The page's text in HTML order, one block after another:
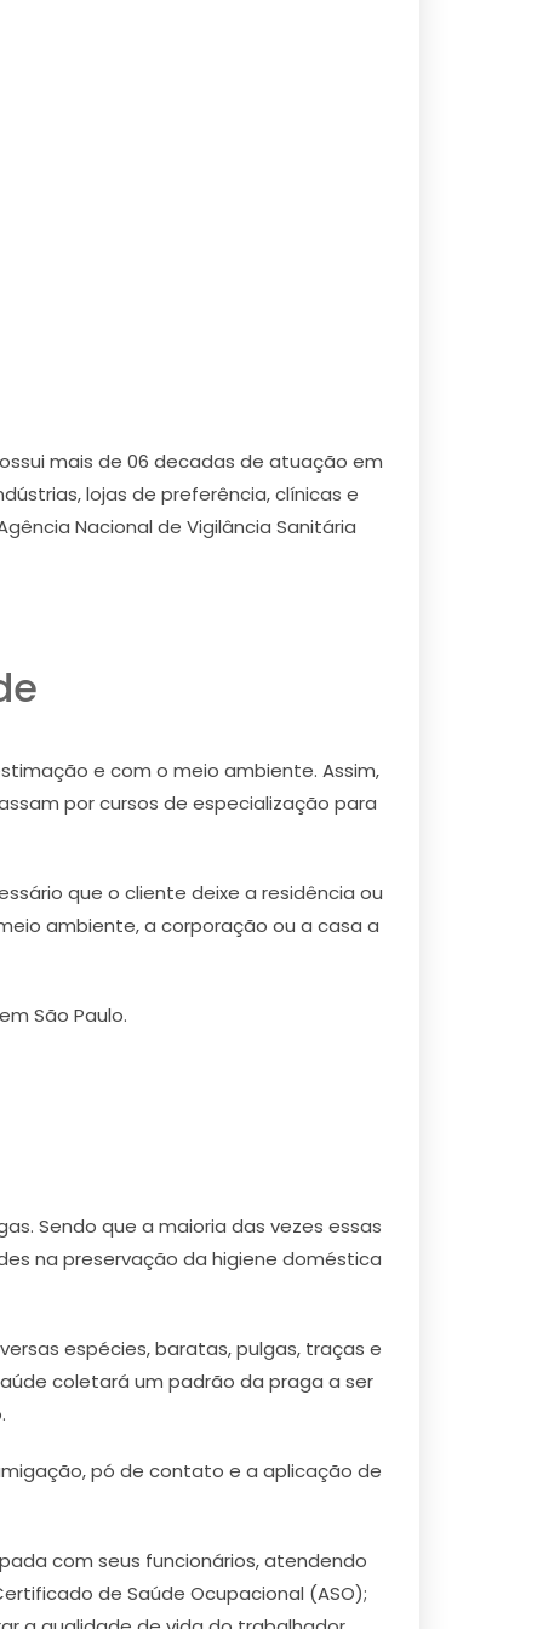
mais de 06 decadas de atuação em
lojas de preferência, clínicas e
Nacional de Vigilância Sanitária
e com o meio ambiente. Assim,
por cursos de especialização para
que o cliente deixe a residência ou
ambiente, a corporação ou a casa a
São Paulo.
Sendo que a maioria das vezes essas
na preservação da higiene doméstica
espécies, baratas, pulgas, traças e
coletará um padrão da praga a ser
pó de contato e a aplicação de
com seus funcionários, atendendo
de Saúde Ocupacional (ASO);